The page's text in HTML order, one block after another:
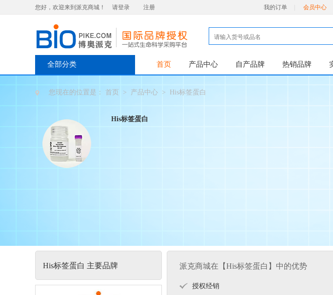
您好，欢迎来到派克商城！ 请登录 注册 我的订单 会员中心
全部分类 首页 产品中心 自产品牌 热销品牌
您现在的位置是： 首页 > 产品中心 > His标签蛋白
His标签蛋白
His标签蛋白 主要品牌 派克商城在【His标签蛋白】中的优势
授权经销